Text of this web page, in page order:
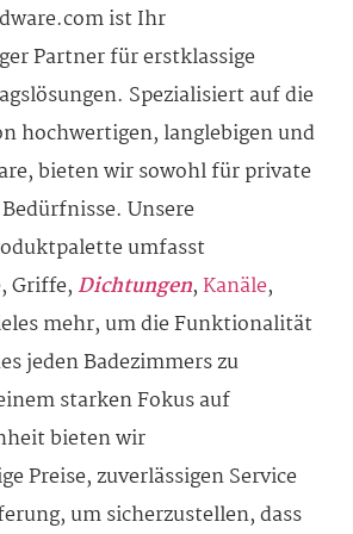
ist Ihr
Partner für erstklassige
Spezialisiert auf die
hochwertigen, langlebigen und
bieten wir sowohl für private
Unsere
umfasst
Griffe, Dichtungen,Kanäle,
mehr, um die Funktionalität
jeden Badezimmers zu
starken Fokus auf
bieten wir
Preise, zuverlässigen Service
um sicherzustellen, dass